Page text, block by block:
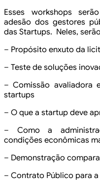
Esses workshops
adesão dos gestores
das Startups. Neles,
– Propósito enxuto da
– Teste de soluções
– Comissão avaliadora
startups
– O que a startup deve
– Como a
condições econômicas
– Demonstração
– Contrato Público para a